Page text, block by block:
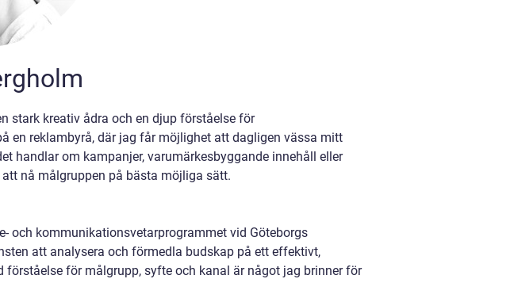
stark kreativ ådra och en djup förståelse för
en reklambyrå, där jag får möjlighet att dagligen vässa mitt
handlar om kampanjer, varumärkesbyggande innehåll eller
nå målgruppen på bästa möjliga sätt.
och kommunikationsvetarprogrammet vid Göteborgs
att analysera och förmedla budskap på ett effektivt,
för målgrupp, syfte och kanal är något jag brinner för